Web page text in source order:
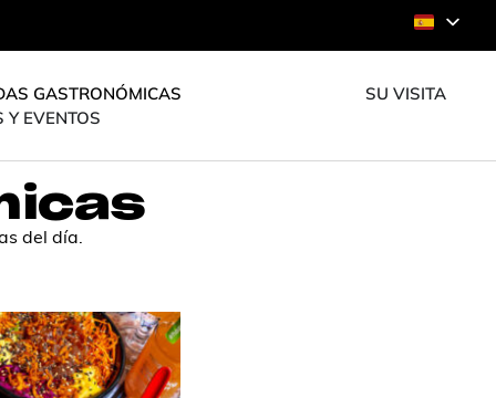
GASTRONÓMICAS
SU VISITA
Y EVENTOS
del día.